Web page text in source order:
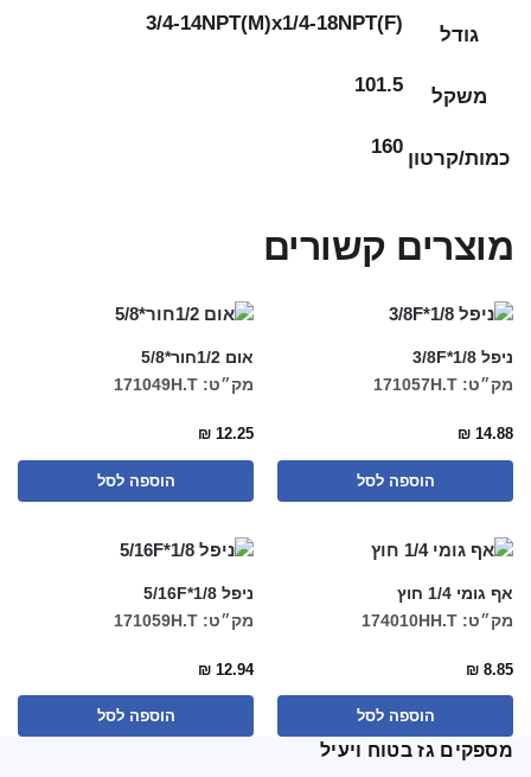
גודל
3/4-14NPT(M)x1/4-18NPT(F)
משקל
101.5
כמות/קרטון
160
מוצרים קשורים
ניפל 1/8*3/8F
מק״ט: 171057H.T
₪ 14.88
הוספה לסל
אום 1/2חור*5/8
מק״ט: 171049H.T
₪ 12.25
הוספה לסל
אף גומי 1/4 חוץ
מק״ט: 174010HH.T
₪ 8.85
הוספה לסל
ניפל 1/8*5/16F
מק״ט: 171059H.T
₪ 12.94
הוספה לסל
מספקים גז בטוח ויעיל